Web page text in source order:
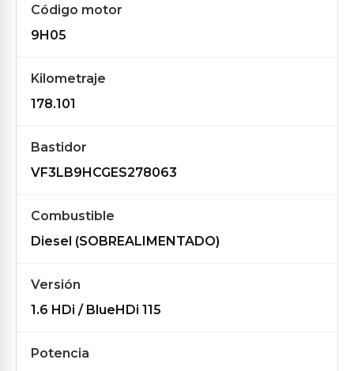
Código motor
9H05
Kilometraje
178.101
Bastidor
VF3LB9HCGES278063
Combustible
Diesel (SOBREALIMENTADO)
Versión
1.6 HDi / BlueHDi 115
Potencia